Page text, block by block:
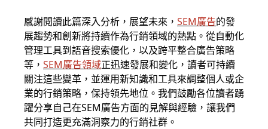
感謝閱讀此篇深入分析，展望未來， SEM廣告的發
展趨勢和創新將持續作為行銷領域的熱點。從自動化
管理工具到語音搜索優化，以及跨平整合廣告策略
等， SEM廣告領域正迅速發展和變化，讀者可持續
關注這些變革，並運用新知識和工具來調整個人或企
業的行銷策略，保持領先地位。我們鼓勵各位讀者踴
躍分享自己在SEM廣告方面的見解與經驗，讓我們
共同打造更充滿洞察力的行銷社群。